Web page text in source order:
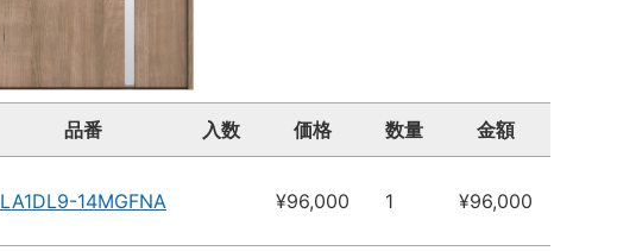
品番 入数 価格 数量 金額
LA1DL9-14MGFNA ¥96,000 1 ¥96,000